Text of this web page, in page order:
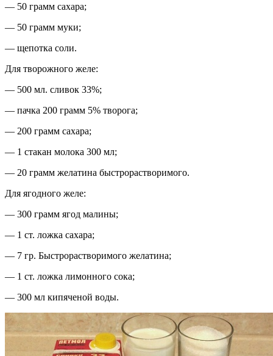
— 50 грамм сахара;
— 50 грамм муки;
— щепотка соли.
Для творожного желе:
— 500 мл. сливок 33%;
— пачка 200 грамм 5% творога;
— 200 грамм сахара;
— 1 стакан молока 300 мл;
— 20 грамм желатина быстрорастворимого.
Для ягодного желе:
— 300 грамм ягод малины;
— 1 ст. ложка сахара;
— 7 гр. Быстрорастворимого желатина;
— 1 ст. ложка лимонного сока;
— 300 мл кипяченой воды.